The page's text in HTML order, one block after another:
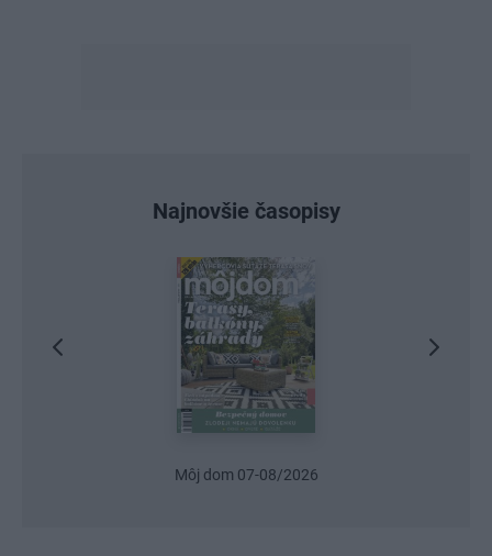
Najnovšie časopisy
Môj dom 07-08/2026